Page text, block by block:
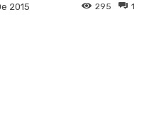
2015 1
295